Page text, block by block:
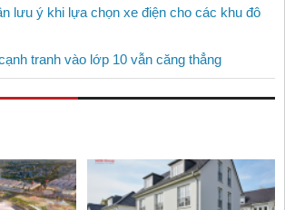
lưu ý khi lựa chọn xe điện cho các khu đô
tranh vào lớp 10 vẫn căng thẳng